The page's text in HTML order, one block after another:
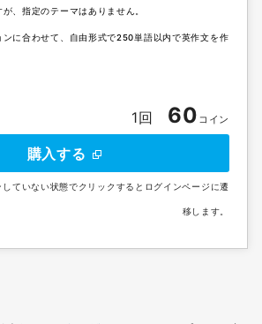
、指定のテーマはありません。
ンに合わせて、自由形式で250単語以内で英作文を作
1回 60 コイン
購入する
ていない状態でクリックするとログインページに遷
移します。